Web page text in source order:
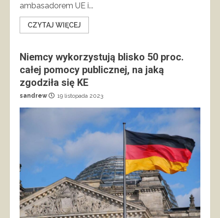
ambasadorem UE i...
CZYTAJ WIĘCEJ
Niemcy wykorzystują blisko 50 proc.
całej pomocy publicznej, na jaką
zgodziła się KE
sandrew 19 listopada 2023